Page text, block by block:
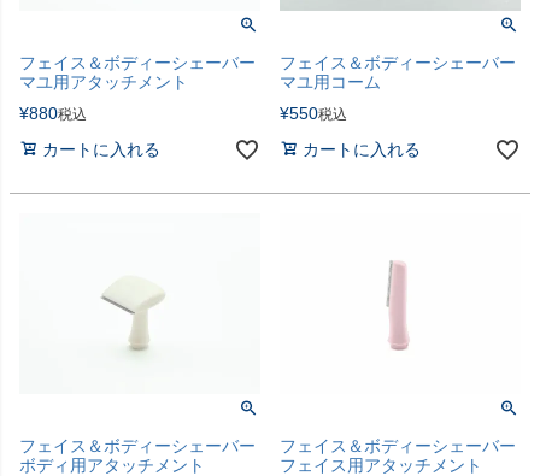
フェイス＆ボディーシェーバー
マユ用アタッチメント
¥880税込
カートに入れる
フェイス＆ボディーシェーバー
マユ用コーム
¥550税込
カートに入れる
フェイス＆ボディーシェーバー
ボディ用アタッチメント
フェイス＆ボディーシェーバー
フェイス用アタッチメント